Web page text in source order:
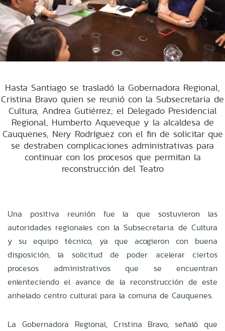
Hasta Santiago se trasladó la Gobernadora Regional,
Cristina Bravo quien se reunió con la Subsecretaria de
Cultura, Andrea Gutiérrez; el Delegado Presidencial
Regional, Humberto Aqueveque y la alcaldesa de
Cauquenes, Nery Rodríguez con el fin de solicitar que
se destraben complicaciones administrativas para
continuar con los procesos que permitan la
reconstrucción del Teatro
Una positiva reunión fue la que sostuvieron las
autoridades regionales con la Subsecretaria de Cultura
y su equipo técnico, ya que acogieron con buena
disposición, la solicitud de poder acelerar ciertos
procesos administrativos que se encuentran
enlenteciendo el avance de la reconstrucción de este
anhelado centro cultural para la comuna de Cauquenes.
La Gobernadora Regional, Cristina Bravo, señaló que